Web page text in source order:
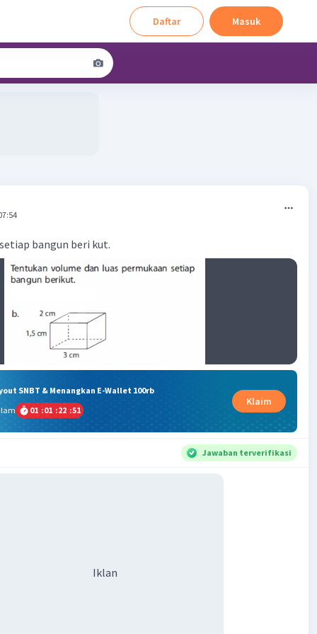
Daftar Masuk
bangun beri kut.
SNBT & Menangkan E-Wallet 100rb
01 :01 :22 :50
Klaim
Jawaban terverifikasi
Iklan